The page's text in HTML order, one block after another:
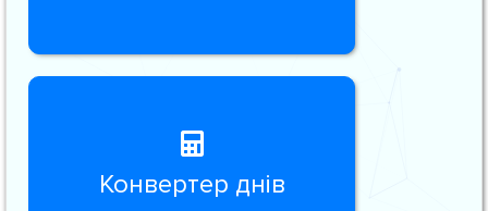
Конвертер днів